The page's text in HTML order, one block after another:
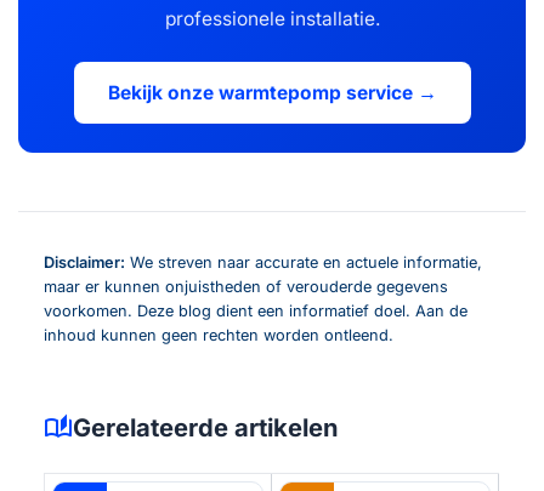
professionele installatie.
Bekijk onze warmtepomp service →
Disclaimer: We streven naar accurate en actuele informatie,
maar er kunnen onjuistheden of verouderde gegevens
voorkomen. Deze blog dient een informatief doel. Aan de
inhoud kunnen geen rechten worden ontleend.
auto_storiesGerelateerde artikelen